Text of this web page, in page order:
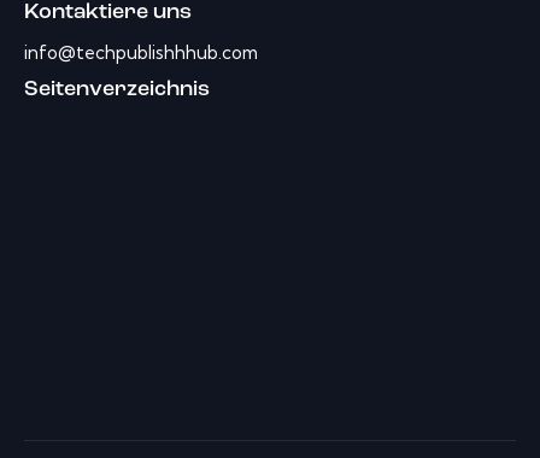
Kontaktiere uns
info@techpublishhhub.com
Seitenverzeichnis